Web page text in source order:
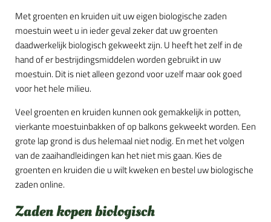
Met groenten en kruiden uit uw eigen biologische zaden
moestuin weet u in ieder geval zeker dat uw groenten
daadwerkelijk biologisch gekweekt zijn. U heeft het zelf in de
hand of er bestrijdingsmiddelen worden gebruikt in uw
moestuin. Dit is niet alleen gezond voor uzelf maar ook goed
voor het hele milieu.
Veel groenten en kruiden kunnen ook gemakkelijk in potten,
vierkante moestuinbakken of op balkons gekweekt worden. Een
grote lap grond is dus helemaal niet nodig. En met het volgen
van de zaaihandleidingen kan het niet mis gaan. Kies de
groenten en kruiden die u wilt kweken en bestel uw biologische
zaden online.
Zaden kopen biologisch